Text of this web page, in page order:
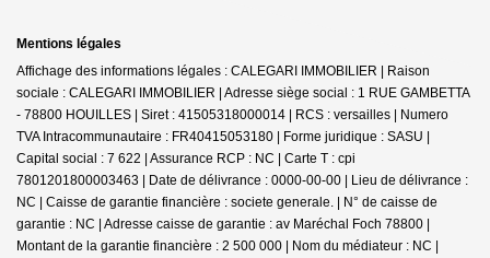
Mentions légales
Affichage des informations légales : CALEGARI IMMOBILIER | Raison
sociale : CALEGARI IMMOBILIER | Adresse siège social : 1 RUE GAMBETTA
- 78800 HOUILLES | Siret : 41505318000014 | RCS : versailles | Numero
TVA Intracommunautaire : FR40415053180 | Forme juridique : SASU |
Capital social : 7 622 | Assurance RCP : NC | Carte T : cpi
7801201800003463 | Date de délivrance : 0000-00-00 | Lieu de délivrance :
NC | Caisse de garantie financière : societe generale. | N° de caisse de
garantie : NC | Adresse caisse de garantie : av Maréchal Foch 78800 |
Montant de la garantie financière : 2 500 000 | Nom du médiateur : NC |